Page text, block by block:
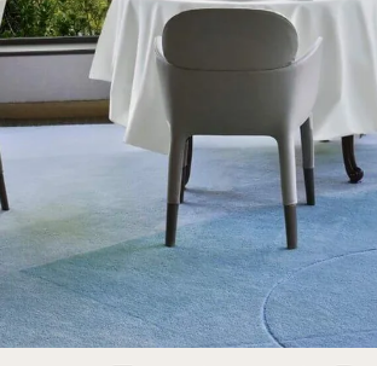
Boasting two Michelin stars, this
cuisine in an elegant, authentic
Marc Haeberlin leads you on a gourmet
the heart of Alsace.
Practical
+33 (0)3 89 71 89 00
2 rue de Collonges au Mont
68970 Illhaeusern
France